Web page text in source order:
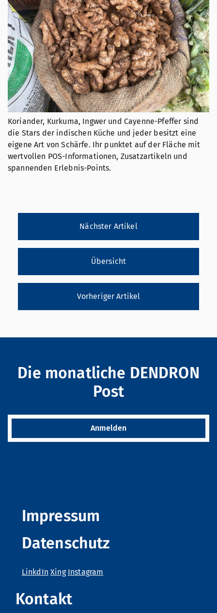
Koriander, Kurkuma, Ingwer und Cayenne-Pfeffer sind
die Stars der indischen Küche und jeder besitzt eine
eigene Art von Schärfe. Ihr punktet auf der Fläche mit
wertvollen POS-Informationen, Zusatzartikeln und
spannenden Erlebnis-Points.
Nächster Artikel
Übersicht
Vorheriger Artikel
Die monatliche DENDRON
Post
Gib bitte folgenden Code ein:
Datenschutzgelesen und akzeptiert
Anmelden
Impressum
Datenschutz
LinkdIn Xing Instagram
Kontakt